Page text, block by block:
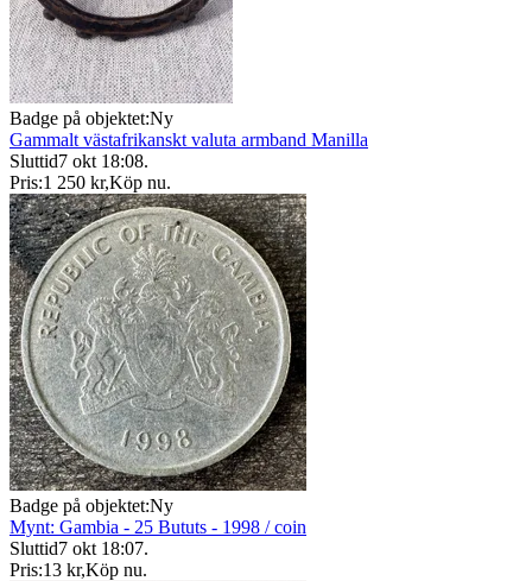
Badge på objektet:Ny
Gammalt västafrikanskt valuta armband Manilla
Sluttid7 okt 18:08.
Pris:1 250 kr,Köp nu.
Badge på objektet:Ny
Mynt: Gambia - 25 Bututs - 1998 / coin
Sluttid7 okt 18:07.
Pris:13 kr,Köp nu.